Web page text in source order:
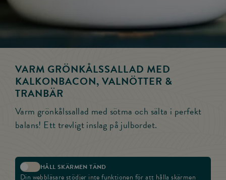
VARM GRÖNKÅLSSALLAD MED
KALKONBACON, VALNÖTTER &
TRANBÄR
Varm grönkålssallad med sötma och sälta i perfekt
balans! Ett trevligt inslag på julbordet.
Aktivera skärmlås
HÅLL SKÄRMEN TÄND
Din webbläsare stödjer inte funktionen för att hålla skärmen